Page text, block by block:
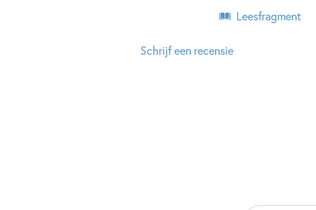
Leesfragment
Schrijf een recensie